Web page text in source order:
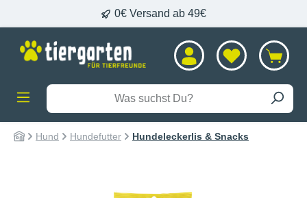
0€ Versand ab 49€
Hund Hundefutter Hundeleckerlis & Snacks